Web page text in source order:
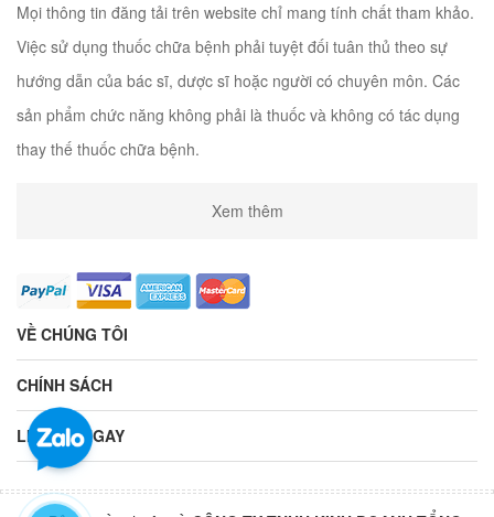
Mọi thông tin đăng tải trên website chỉ mang tính chất tham khảo.
Việc sử dụng thuốc chữa bệnh phải tuyệt đối tuân thủ theo sự
hướng dẫn của bác sĩ, dược sĩ hoặc người có chuyên môn. Các
sản phẩm chức năng không phải là thuốc và không có tác dụng
thay thế thuốc chữa bệnh.
Xem thêm
VỀ CHÚNG TÔI
CHÍNH SÁCH
LIÊN HỆ NGAY